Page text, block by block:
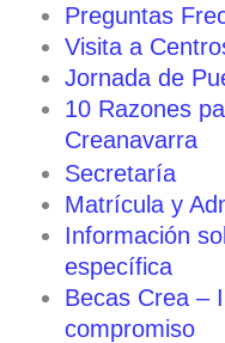
Preguntas
Visita a
Jornada de
10 Razones
Creanavarra
Secretaría
Matrícula y
Información
específica
Becas Crea –
compromiso